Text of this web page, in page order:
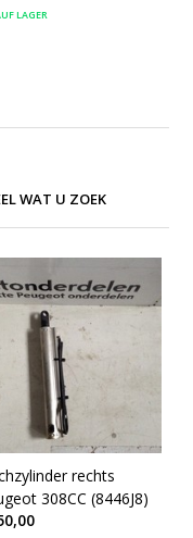
8484AX
LAGER
WAT U ZOEK
rechts
308CC (8446J8)